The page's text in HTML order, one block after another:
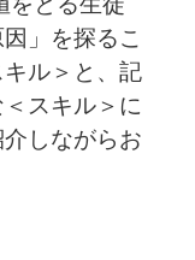
」を探るこ
ル＞と、記
スキル＞に
しながらお